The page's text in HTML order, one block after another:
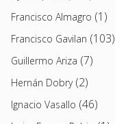
Francisco Almagro (1)
Francisco Gavilan (103)
Guillermo Ariza (7)
Hernán Dobry(2)
Ignacio Vasallo (46)